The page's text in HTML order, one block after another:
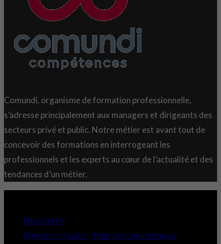
Comundi, organisme de formation professionnelle,
s’adresse principalement aux managers et dirigeants des
secteurs privé et public. Notre métier est avant tout de
concevoir des formations en interrogeant les
professionnels et les experts au cœur de l’actualité et des
tendances d’un métier.
Newsletter
Mentions légales – Mag des compétences